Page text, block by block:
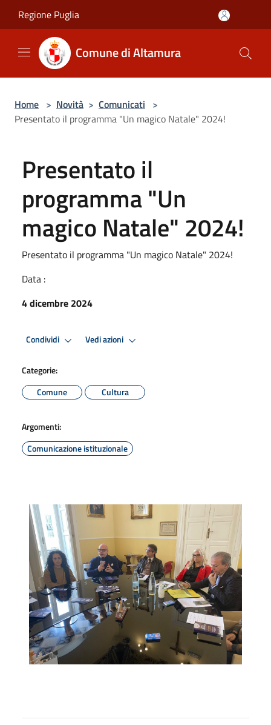
Regione Puglia
Comune di Altamura
Home > Novità > Comunicati >
Presentato il programma "Un magico Natale" 2024!
Presentato il
programma "Un
magico Natale" 2024!
Presentato il programma "Un magico Natale" 2024!
Data :
4 dicembre 2024
Condividi Vedi azioni
Categorie:
Comune
Cultura
Argomenti:
Comunicazione istituzionale